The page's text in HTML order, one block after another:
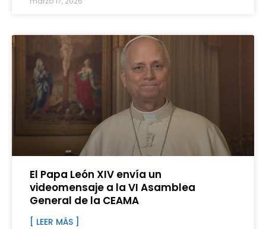
El Papa León XIV envía un
videomensaje a la VI Asamblea
General de la CEAMA
[ LEER MÁS ]